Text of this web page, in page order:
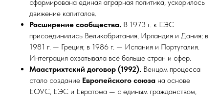
сформирована единая аграрная политика, ускорилось
движение капиталов.
Расширение сообщества. В 1973 г. к ЕЭС
присоединились Великобритания, Ирландия и Дания; в
1981 г. — Греция; в 1986 г. — Испания и Португалия.
Интеграция охватывала всё больше стран и сфер.​
Маастрихтский договор (1992). Венцом процесса
стало создание Европейского союза на основе
ЕОУС, ЕЭС и Евратома — с единым гражданством,